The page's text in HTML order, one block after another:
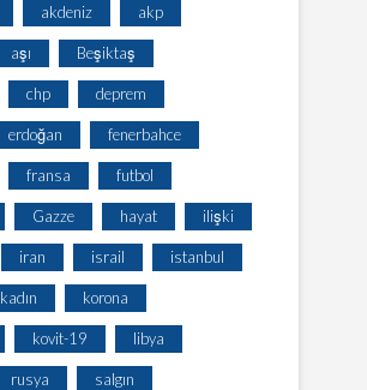
akdeniz akp
aşı Beşiktaş
chp deprem
erdoğan fenerbahce
fransa futbol
Gazze hayat ilişki
iran israil istanbul
kadın korona
kovit-19 libya
rusya salgın